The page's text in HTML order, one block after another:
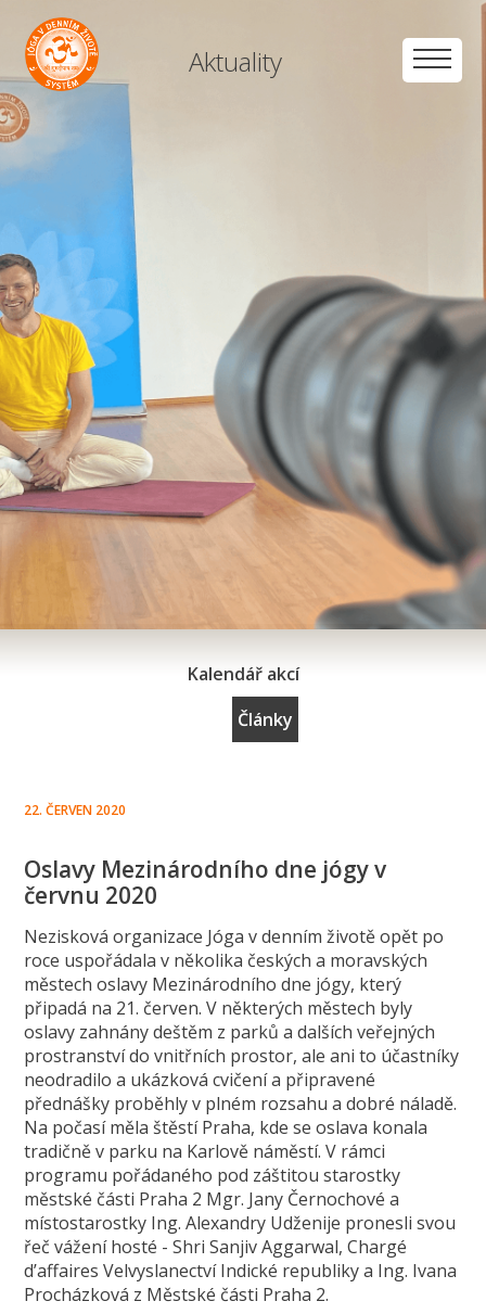
Aktuality
Kalendář akcí
Články
22. ČERVEN 2020
Oslavy Mezinárodního dne jógy v
červnu 2020
Nezisková organizace Jóga v denním životě opět po
roce uspořádala v několika českých a moravských
městech oslavy Mezinárodního dne jógy, který
připadá na 21. červen. V některých městech byly
oslavy zahnány deštěm z parků a dalších veřejných
prostranství do vnitřních prostor, ale ani to účastníky
neodradilo a ukázková cvičení a připravené
přednášky proběhly v plném rozsahu a dobré náladě.
Na počasí měla štěstí Praha, kde se oslava konala
tradičně v parku na Karlově náměstí. V rámci
programu pořádaného pod záštitou starostky
městské části Praha 2 Mgr. Jany Černochové a
místostarostky Ing. Alexandry Udženije pronesli svou
řeč vážení hosté - Shri Sanjiv Aggarwal, Chargé
d’affaires Velvyslanectví Indické republiky a Ing. Ivana
Procházková z Městské části Praha 2.